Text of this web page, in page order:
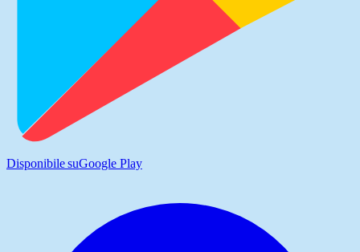
Disponibile suGoogle Play